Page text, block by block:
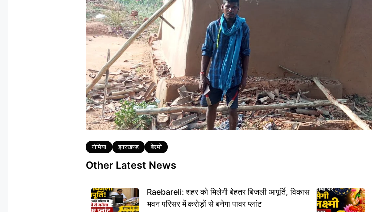
Tags
गोमिया झारखण्ड बेरमो
Other Latest News
Raebareli: शहर को मिलेगी बेहतर बिजली आपूर्ति, विकास
भवन परिसर में करोड़ों से बनेगा पावर प्लांट